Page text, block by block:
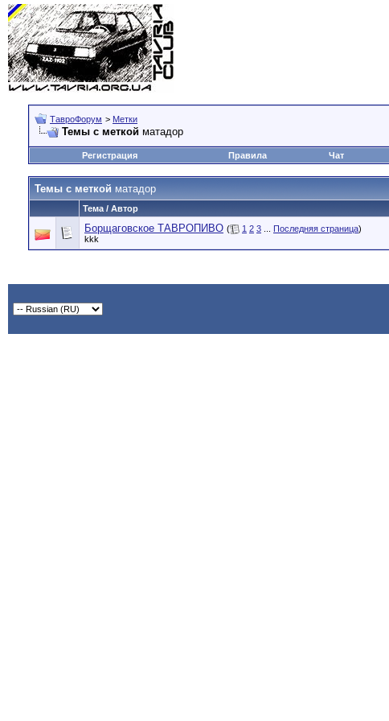
ТавроФорум > Метки
Темы с меткой матадор
Регистрация Правила Чат
Темы с меткой матадор
Тема / Автор
Борщаговское ТАВРОПИВО ( 1 2 3 Последняя страница)
kkk